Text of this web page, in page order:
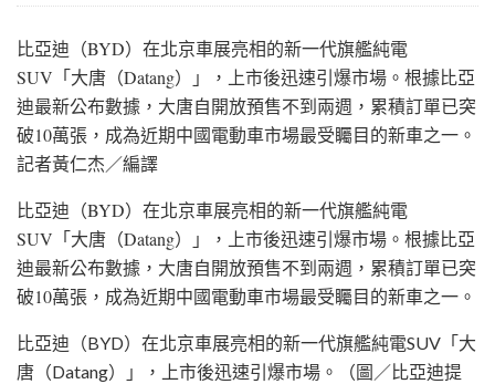
比亞迪（BYD）在北京車展亮相的新一代旗艦純電
SUV「大唐（Datang）」，上市後迅速引爆市場。根據比亞
迪最新公布數據，大唐自開放預售不到兩週，累積訂單已突
破10萬張，成為近期中國電動車市場最受矚目的新車之一。
記者黃仁杰／編譯
比亞迪（BYD）在北京車展亮相的新一代旗艦純電
SUV「大唐（Datang）」，上市後迅速引爆市場。根據比亞
迪最新公布數據，大唐自開放預售不到兩週，累積訂單已突
破10萬張，成為近期中國電動車市場最受矚目的新車之一。
比亞迪（BYD）在北京車展亮相的新一代旗艦純電SUV「大
唐（Datang）」，上市後迅速引爆市場。（圖／比亞迪提